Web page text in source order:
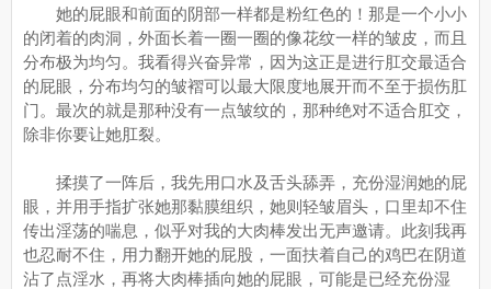
她的屁眼和前面的阴部一样都是粉红色的！那是一个小小
的闭着的肉洞，外面长着一圈一圈的像花纹一样的皱皮，而且
分布极为均匀。我看得兴奋异常，因为这正是进行肛交最适合
的屁眼，分布均匀的皱褶可以最大限度地展开而不至于损伤肛
门。最次的就是那种没有一点皱纹的，那种绝对不适合肛交，
除非你要让她肛裂。
揉摸了一阵后，我先用口水及舌头舔弄，充份湿润她的屁
眼，并用手指扩张她那黏膜组织，她则轻皱眉头，口里却不住
传出淫荡的喘息，似乎对我的大肉棒发出无声邀请。此刻我再
也忍耐不住，用力翻开她的屁股，一面扶着自己的鸡巴在阴道
沾了点淫水，再将大肉棒插向她的屁眼，可能是已经充份湿